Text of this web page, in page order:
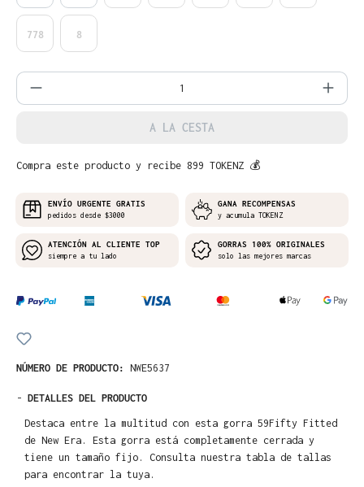
778 8
Cantidad del producto: introduce la
A LA CESTA
Compra este producto y recibe 899 TOKENZ 💰
ENVÍO URGENTE GRATIS
pedidos desde $3000
GANA RECOMPENSAS
y acumula TOKENZ
ATENCIÓN AL CLIENTE TOP
siempre a tu lado
GORRAS 100% ORIGINALES
solo las mejores marcas
NÚMERO DE PRODUCTO: NWE5637
- DETALLES DEL PRODUCTO
Destaca entre la multitud con esta gorra 59Fifty Fitted
de New Era. Esta gorra está completamente cerrada y
tiene un tamaño fijo. Consulta nuestra tabla de tallas
para encontrar la tuya.